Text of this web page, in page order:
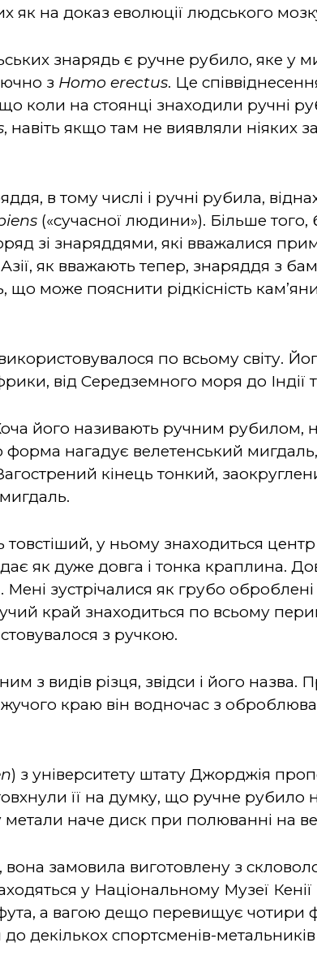
як на доказ еволюції людського
знарядь є ручне рубило, яке у
з Homo erectus. Це
коли на стоянці знаходили ручні
, навіть якщо там не виявляли ніяких
в тому числі і ручні рубила,
(«сучасної людини»). Більше того,
зі знаряддями, які вважалися
як вважають тепер, знаряддя з
може пояснити рідкісність
по всьому світу.
від Середземного моря до Індії
його називають ручним рубилом,
нагадує велетенський
кінець тонкий,
товстіший, у ньому знаходиться
як дуже довга і тонка краплина.
зустрічалися як грубо оброблені
край знаходиться по всьому
з ручкою.
з видів різця, звідси і його назва.
краю він водночас з
) з університету штату Джорджія
її на думку, що ручне рубило
наче диск при полюванні на
замовила виготовлену з
у Національному Музеї
а вагою дещо перевищує чотири
декількох спортсменів-